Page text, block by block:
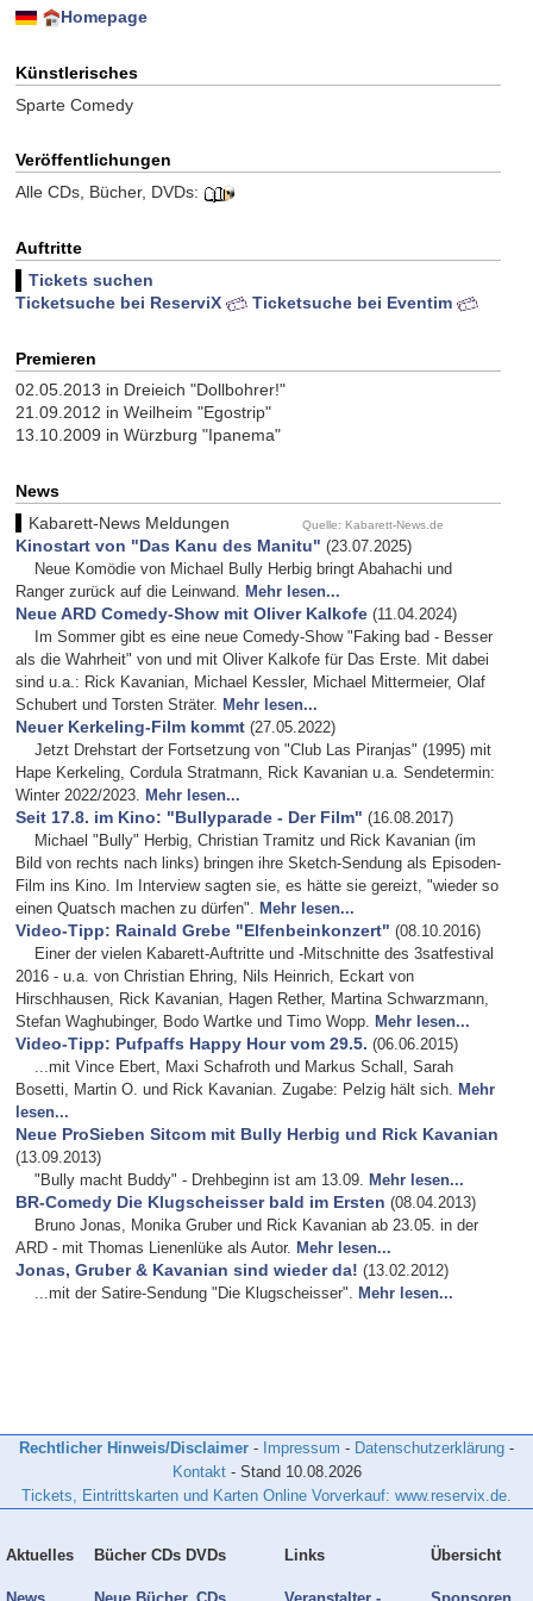
Homepage
Künstlerisches
Sparte Comedy
Veröffentlichungen
Alle CDs, Bücher, DVDs:
Auftritte
Tickets suchen
Ticketsuche bei ReserviX
Ticketsuche bei Eventim
Premieren
02.05.2013 in Dreieich "Dollbohrer!"
21.09.2012 in Weilheim "Egostrip"
13.10.2009 in Würzburg "Ipanema"
News
Kabarett-News Meldungen
Quelle: Kabarett-News.de
Kinostart von "Das Kanu des Manitu" (23.07.2025)
Neue Komödie von Michael Bully Herbig bringt Abahachi und
Ranger zurück auf die Leinwand. Mehr lesen...
Neue ARD Comedy-Show mit Oliver Kalkofe (11.04.2024)
Im Sommer gibt es eine neue Comedy-Show "Faking bad - Besser
als die Wahrheit" von und mit Oliver Kalkofe für Das Erste. Mit dabei
sind u.a.: Rick Kavanian, Michael Kessler, Michael Mittermeier, Olaf
Schubert und Torsten Sträter. Mehr lesen...
Neuer Kerkeling-Film kommt (27.05.2022)
Jetzt Drehstart der Fortsetzung von "Club Las Piranjas" (1995) mit
Hape Kerkeling, Cordula Stratmann, Rick Kavanian u.a. Sendetermin:
Winter 2022/2023. Mehr lesen...
Seit 17.8. im Kino: "Bullyparade - Der Film" (16.08.2017)
Michael "Bully" Herbig, Christian Tramitz und Rick Kavanian (im
Bild von rechts nach links) bringen ihre Sketch-Sendung als Episoden-
Film ins Kino. Im Interview sagten sie, es hätte sie gereizt, "wieder so
einen Quatsch machen zu dürfen". Mehr lesen...
Video-Tipp: Rainald Grebe "Elfenbeinkonzert" (08.10.2016)
Einer der vielen Kabarett-Auftritte und -Mitschnitte des 3satfestival
2016 - u.a. von Christian Ehring, Nils Heinrich, Eckart von
Hirschhausen, Rick Kavanian, Hagen Rether, Martina Schwarzmann,
Stefan Waghubinger, Bodo Wartke und Timo Wopp. Mehr lesen...
Video-Tipp: Pufpaffs Happy Hour vom 29.5. (06.06.2015)
...mit Vince Ebert, Maxi Schafroth und Markus Schall, Sarah
Bosetti, Martin O. und Rick Kavanian. Zugabe: Pelzig hält sich. Mehr
lesen...
Neue ProSieben Sitcom mit Bully Herbig und Rick Kavanian
(13.09.2013)
"Bully macht Buddy" - Drehbeginn ist am 13.09. Mehr lesen...
BR-Comedy Die Klugscheisser bald im Ersten (08.04.2013)
Bruno Jonas, Monika Gruber und Rick Kavanian ab 23.05. in der
ARD - mit Thomas Lienenlüke als Autor. Mehr lesen...
Jonas, Gruber & Kavanian sind wieder da! (13.02.2012)
...mit der Satire-Sendung "Die Klugscheisser". Mehr lesen...
Rechtlicher Hinweis/Disclaimer - Impressum - Datenschutzerklärung -
Kontakt- Stand 10.08.2026
Tickets, Eintrittskarten und Karten Online Vorverkauf: www.reservix.de.
Aktuelles Bücher CDs DVDs Links Übersicht